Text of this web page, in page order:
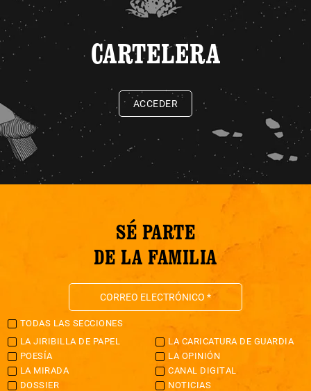
CARTELERA
ACCEDER
SÉ PARTE
DE LA FAMILIA
TODAS LAS SECCIONES
LA JIRIBILLA DE PAPEL
LA CARICATURA DE GUARDIA
POESÍA
LA OPINIÓN
LA MIRADA
CANAL DIGITAL
DOSSIER
NOTICIAS